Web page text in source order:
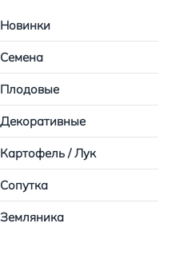
Новинки
Семена
Плодовые
Декоративные
Картофель / Лук
Сопутка
Земляника